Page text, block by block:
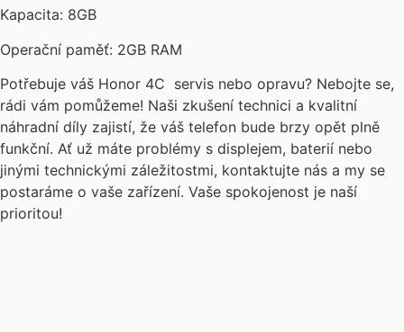
Kapacita: 8GB
Operační paměť: 2GB RAM
Potřebuje váš Honor 4C servis nebo opravu? Nebojte se,
rádi vám pomůžeme! Naši zkušení technici a kvalitní
náhradní díly zajistí, že váš telefon bude brzy opět plně
funkční. Ať už máte problémy s displejem, baterií nebo
jinými technickými záležitostmi, kontaktujte nás a my se
postaráme o vaše zařízení. Vaše spokojenost je naší
prioritou!